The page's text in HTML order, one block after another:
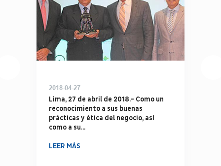
2018-04-27
Lima, 27 de abril de 2018.- Como un
reconocimiento a sus buenas
prácticas y ética del negocio, así
como a su...
LEER MÁS